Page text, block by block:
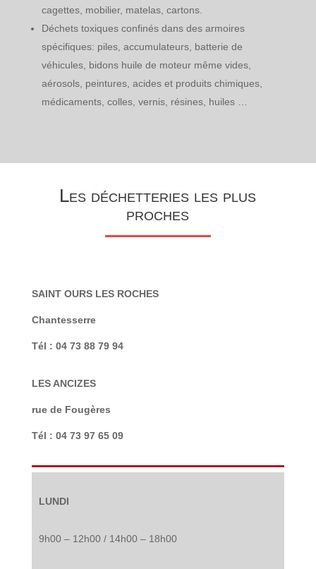
cagettes, mobilier, matelas, cartons.
Déchets toxiques confinés dans des armoires
spécifiques: piles, accumulateurs, batterie de
véhicules, bidons huile de moteur même vides,
aérosols, peintures, acides et produits chimiques,
médicaments, colles, vernis, résines, huiles …
Les déchetteries les plus
proches
SAINT OURS LES ROCHES
Chantesserre
Tél : 04 73 88 79 94
LES ANCIZES
rue de Fougères
Tél : 04 73 97 65 09
LUNDI
9h00 – 12h00 / 14h00 – 18h00